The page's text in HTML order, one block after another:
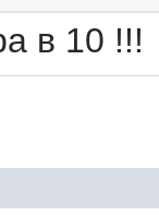
в 10 !!!